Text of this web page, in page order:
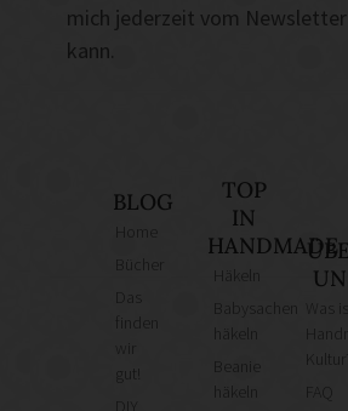
mich jederzeit vom
kann.
BLOG
finden
gut!
TOP
IN
HANDMADE
häkeln
Was
Kultur?